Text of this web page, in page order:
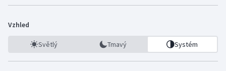
Vzhled
Světlý Tmavý Systém